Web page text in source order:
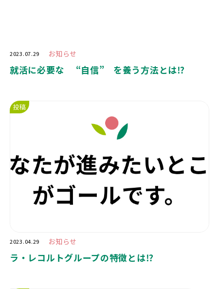
2023.07.29 お知らせ
就活に必要な “自信” を養う方法とは⁉️
投稿
2023.04.29 お知らせ
ラ・レコルトグループの特徴とは⁉️